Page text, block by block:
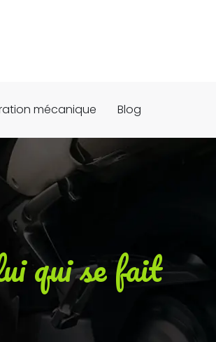
mécanique Blog
qui se fait